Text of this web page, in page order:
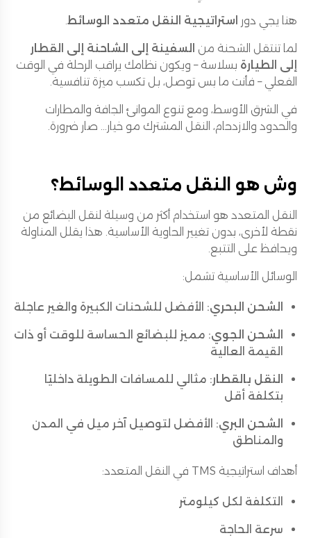
هنا يجي دور استراتيجية النقل متعدد الوسائط
لما تنتقل الشحنة من السفينة إلى الشاحنة إلى القطار
إلى الطيارة بسلاسة – ويكون نظامك يراقب الرحلة في الوقت
الفعلي – فأنت ما بس توصل، بل تكسب ميزة تنافسية.
في الشرق الأوسط، ومع تنوع الموانئ الجافة والمطارات
والحدود والازدحام، النقل المشترك مو خيار... صار ضرورة.
وش هو النقل متعدد الوسائط؟
النقل المتعدد هو استخدام أكثر من وسيلة لنقل البضائع من
نقطة لأخرى، بدون تغيير الحاوية الأساسية. هذا يقلل المناولة
ويحافظ على التتبع.
الوسائل الأساسية تشمل:
الشحن البحري: الأفضل للشحنات الكبيرة والغير عاجلة
الشحن الجوي: مميز للبضائع الحساسة للوقت أو ذات
القيمة العالية
النقل بالقطار: مثالي للمسافات الطويلة داخليًا
بتكلفة أقل
الشحن البري: الأفضل لتوصيل آخر ميل في المدن
والمناطق
أهداف استراتيجية TMS في النقل المتعدد:
التكلفة لكل كيلومتر
سرعة الحاجة